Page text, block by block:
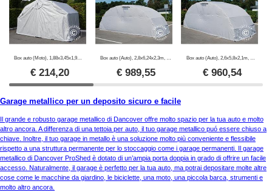
Box auto (Moto), 1,88x3,45x1,9m, Grigio
€214,20
Box auto (Auto), 2,8x6,24x2,3m, Grigio
€ 989,55
Box auto (Auto), 2,6x5,8x2,1m, Grigio
€ 960,54
Garage metallico per un deposito sicuro e facile
Il grande e robusto garage metallico di Dancover offre molto spazio per la tua auto e molto
altro ancora. A differenza di una tettoia per auto, il tuo garage metallico puó essere chiuso a
chiave. Inoltre, il tuo garage in metallo è una soluzione molto più conveniente e flessibile
rispetto a una struttura permanente per lo stoccaggio come i garage permanenti. Il garage
metallico di Dancover ProShed è dotato di un’ampia porta doppia in grado di offrire un facile
accesso. Naturalmente, il garage è perfetto per la tua auto, ma potrai depositare molte altre
cose come le macchine da giardino, le biciclette, una moto, una piccola barca, strumenti e
molto altro ancora.